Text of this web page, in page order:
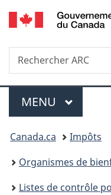
Recherche
Rechercher
ARC
Menu
MENU PRINCIPAL
Vous
êtes
ici :
Canada.ca
Impôts
Organismes de
Listes de contrôle